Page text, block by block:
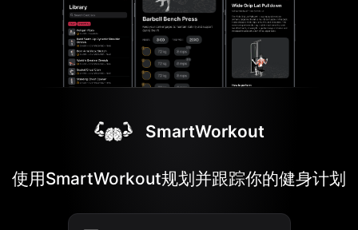
SmartWorkout
使用SmartWorkout规划并跟踪你的健身计划